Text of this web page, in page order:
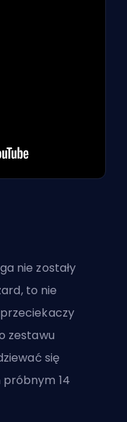
nie zostały
to nie
zestawu
się
14